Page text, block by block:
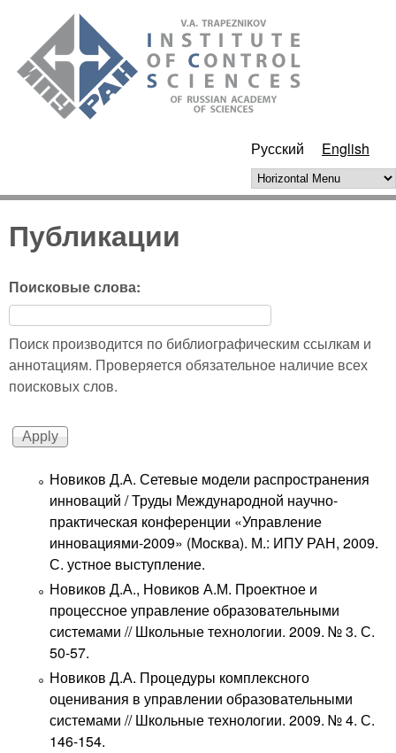
ИПУ
РАН
Русский English
Horizontal Menu
Публикации
Поисковые слова:
Поиск производится по библиографическим ссылкам и
аннотациям. Проверяется обязательное наличие всех
поисковых слов.
Новиков Д.А. Сетевые модели распространения
инноваций / Труды Международной научно-
практическая конференции «Управление
инновациями-2009» (Москва). М.: ИПУ РАН, 2009.
С. устное выступление.
Новиков Д.А., Новиков А.М. Проектное и
процессное управление образовательными
системами // Школьные технологии. 2009. № 3. С.
50-57.
Новиков Д.А. Процедуры комплексного
оценивания в управлении образовательными
системами // Школьные технологии. 2009. № 4. С.
146-154.